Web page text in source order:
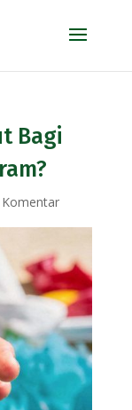
Bagi
Komentar